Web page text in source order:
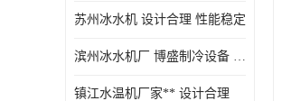
苏州冰水机 设计合理 性能稳定
滨州冰水机厂 博盛制冷设备 安装方便
镇江水温机厂家** 设计合理